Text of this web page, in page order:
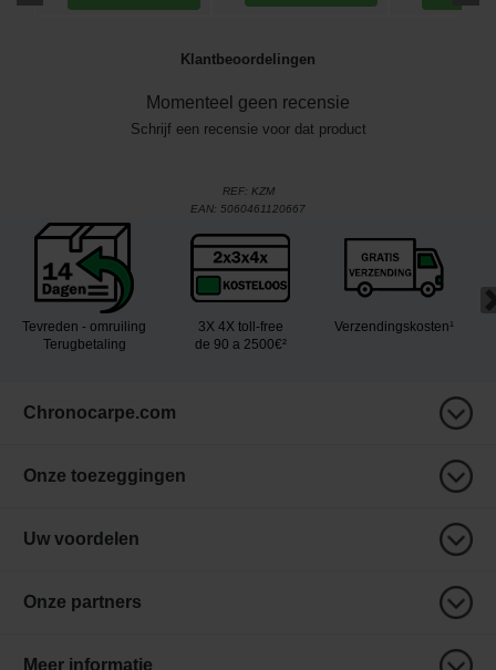
Klantbeoordelingen
Momenteel geen recensie
Schrijf een recensie voor dat product
REF: KZM
EAN: 5060461120667
Tevreden - omruiling
Terugbetaling
3X 4X toll-free
de 90 a 2500€²
Verzendingskosten¹
Chronocarpe.com
Onze toezeggingen
Uw voordelen
Onze partners
Meer informatie